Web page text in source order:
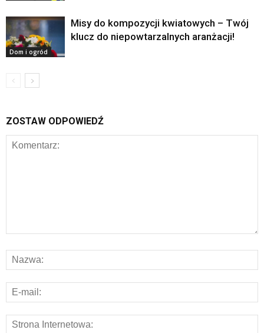
Dom i ogród
Misy do kompozycji kwiatowych – Twój
klucz do niepowtarzalnych aranżacji!
ZOSTAW ODPOWIEDŹ